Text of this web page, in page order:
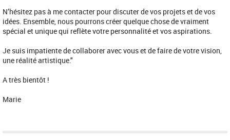
N’hésitez pas à me contacter pour discuter de vos projets et de vos
idées. Ensemble, nous pourrons créer quelque chose de vraiment
spécial et unique qui reflète votre personnalité et vos aspirations.
Je suis impatiente de collaborer avec vous et de faire de votre vision,
une réalité artistique."
A très bientôt !
Marie